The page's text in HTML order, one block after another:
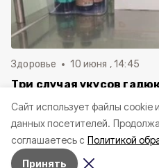
Cайт использует файлы cookie
данных посетителей.
соглашаетесь с Политикой
Принять
Здоровье 10 июня , 14:45
Три случая укусов
Белгородской области с
начала года